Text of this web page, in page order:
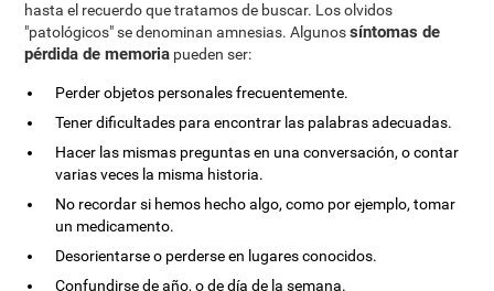
hasta el recuerdo que tratamos de buscar. Los olvidos
"patológicos" se denominan amnesias. Algunossíntomas de
pérdida de memoria pueden ser:
Perder objetos personales frecuentemente.
Tener dificultades para encontrar las palabras adecuadas.
Hacer las mismas preguntas en una conversación, o contar
varias veces la misma historia.
No recordar si hemos hecho algo, como por ejemplo, tomar
un medicamento.
Desorientarse o perderse en lugares conocidos.
Confundirse de año, o de día de la semana.